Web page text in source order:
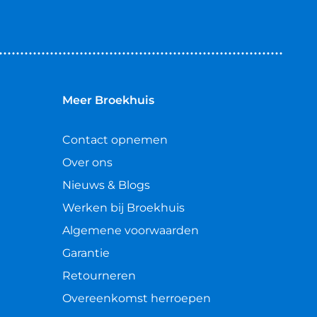
Meer Broekhuis
Contact opnemen
Over ons
Nieuws & Blogs
Werken bij Broekhuis
Algemene voorwaarden
Garantie
Retourneren
Overeenkomst herroepen